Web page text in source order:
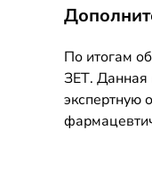
По итогам
ЗЕТ. Данная
экспертную